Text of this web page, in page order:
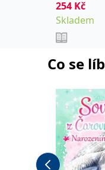
254 Kč
Skladem
Co se